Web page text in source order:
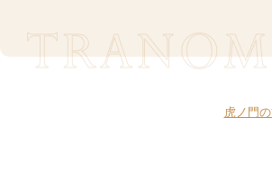
虎ノ門